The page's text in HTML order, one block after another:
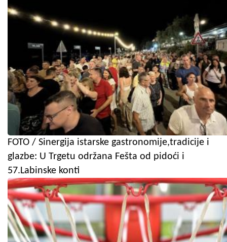
FOTO / Sinergija istarske gastronomije,tradicije i
glazbe: U Trgetu održana Fešta od pidoći i
57.Labinske konti